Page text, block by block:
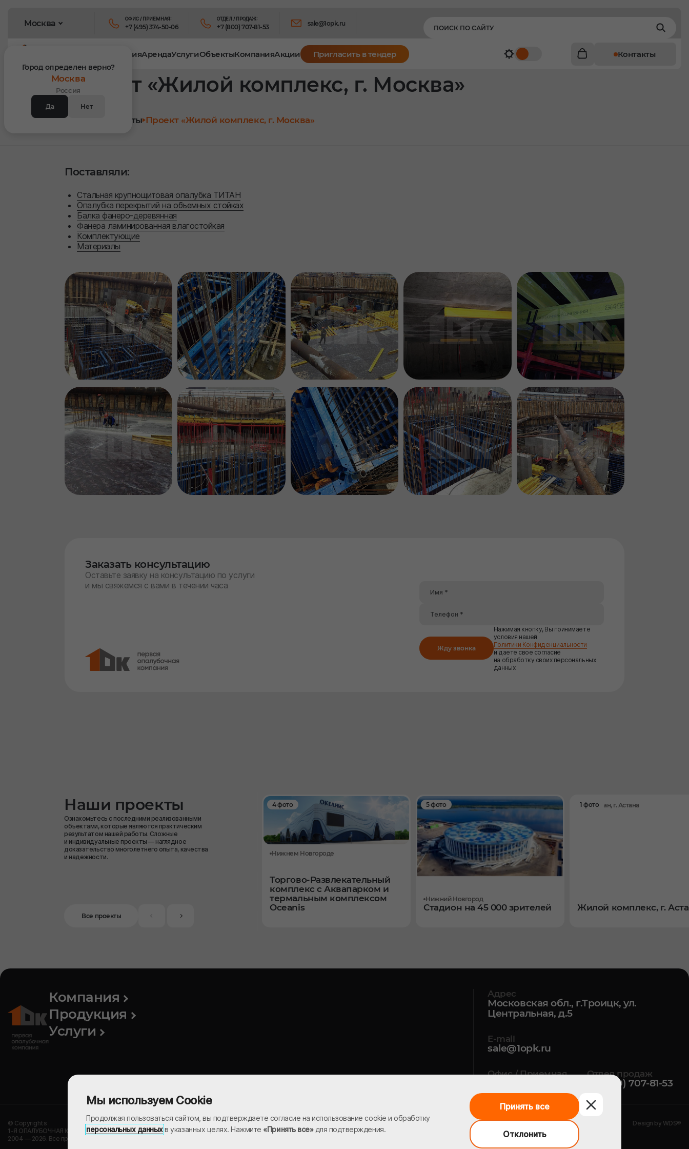
ОФИС / ПРИЕМНАЯ:
+7 (495) 374-50-06
ОТДЕЛ / ПРОДАЖ:
+7 (800) 707-81-53 sale@1opk.ru
Москва
Город определен верно?
Москва
Россия
Да Нет
ПродукцияАрендаУслугиОбъектыКомпанияАкции Пригласить в тендер Контакты
Проект «Жилой комплекс, г. Москва»
Главная Объекты Проект «Жилой комплекс, г. Москва»
Поставляли:
Стальная крупнощитовая опалубка ТИТАН
Опалубка перекрытий на объемных стойках
Балка фанеро-деревянная
Фанера ламинированная влагостойкая
Комплектующие
Материалы
Заказать консультацию
Оставьте заявку на консультацию по услуги
и мы свяжемся с вами в течении часа
Жду звонка
Нажимая кнопку, Вы принимаете
условия нашей
Политики Конфиденциальности
и даете свое согласие
на обработку своих персональных
данных.
Наши проекты
Ознакомьтесь с последними реализованными
объектами, которые являются практическим
результатом нашей работы. Сложные
и индивидуальные проекты — наглядное
доказательство многолетнего опыта, качества
и надежности.
Все проекты
Нижнем Новгороде
Торгово-Развлекательный
комплекс с Аквапарком и
термальным комплексом
Oceanis
4 фото
Нижний Новгород
Стадион на 45 000 зрителей
5 фото Казахстан, г. Астана
Жилой комплекс, г.
1 фото
Компания
Продукция
Услуги
Адрес
Московская обл., г.Троицк, ул.
Центральная, д.5
E-mail
sale@1opk.ru
Офис / Приемная Отдел продаж
+7 (800) 707-81-53
© Copyrights
1-Я ОПАЛУБОЧНАЯ КОМПАНИЯ
2004 — 2026. Все права защищены.
Внимание! Любая информация (названия и описания товаров, цены
на товары или условия их приобретения), размещенная на нашем сайте
Design by WDS®
Мы используем Cookie
Продолжая пользоваться сайтом, вы подтверждаете согласие на использование cookie и обработку
персональных данныхв указанных целях. Нажмите «Принять все»для подтверждения.
Принять все
Отклонить